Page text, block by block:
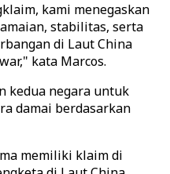
kami menegaskan
stabilitas, serta
di Laut China
kata Marcos.
kedua negara untuk
damai berdasarkan
memiliki klaim di